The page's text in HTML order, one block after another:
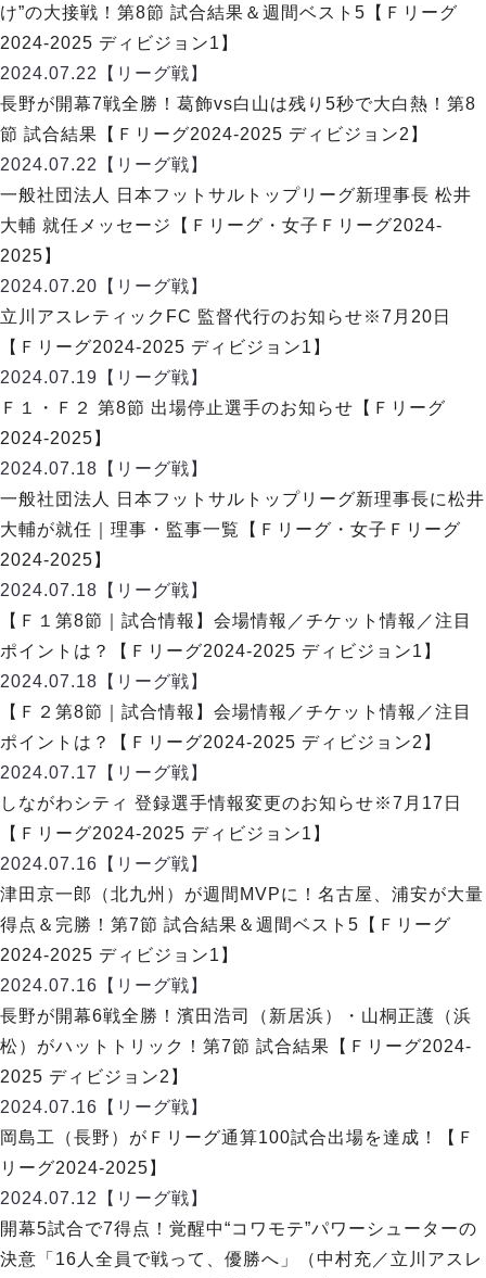
メットライフ生命Ｆリーグカップ 2026
試合日程・結果
大会概要
アリーナ情報
チケット情報
過去の記録
リガーレヴィア葛飾
Y．S．C．C．横浜
ヴィンセドール白山
アグレミーナ浜松
デウソン神戸
ポルセイド浜田
ミラクルスマイル新居浜
記念ゴール
ハットトリック
担当審判員
選手の通算記録（Ｆ１）
エスポラーダ北海道
バルドラール浦安
しながわシティ
立川アスレティックFC
ペスカドーラ町田
湘南ベルマーレ
ボアルース長野
名古屋オーシャンズ
シュライカー大阪
ボルクバレット北九州
バサジィ大分
選手の通算記録（Ｆ２）
ヴォスクオーレ仙台
マルバ水戸FC
リガーレヴィア葛飾
Y．S．C．C．横浜
ヴィンセドール白山
アグレミーナ浜松
デウソン神戸
ポルセイド浜田
ミラクルスマイル新居浜
DIVISION 02
FOLLOW US!
け”の大接戦！第8節 試合結果＆週間ベスト5【Ｆリーグ
2024-2025 ディビジョン1】
2024.07.22
【リーグ戦】
長野が開幕7戦全勝！葛飾vs白山は残り5秒で大白熱！第8
節 試合結果【Ｆリーグ2024-2025 ディビジョン2】
2024.07.22
【リーグ戦】
一般社団法人 日本フットサルトップリーグ新理事長 松井
大輔 就任メッセージ【Ｆリーグ・女子Ｆリーグ2024-
2025】
2024.07.20 【リーグ戦】
立川アスレティックFC 監督代行のお知らせ※7月20日
【Ｆリーグ2024-2025 ディビジョン1】
2024.07.19 【リーグ戦】
Ｆ１・Ｆ２ 第8節 出場停止選手のお知らせ【Ｆリーグ
2024-2025】
2024.07.18 【リーグ戦】
一般社団法人 日本フットサルトップリーグ新理事⻑に松井
大輔が就任｜理事・監事一覧【Ｆリーグ・女子Ｆリーグ
2024-2025】
2024.07.18 【リーグ戦】
【Ｆ１第8節｜試合情報】会場情報／チケット情報／注目
ポイントは？【Ｆリーグ2024-2025 ディビジョン1】
2024.07.18 【リーグ戦】
【Ｆ２第8節｜試合情報】会場情報／チケット情報／注目
ポイントは？【Ｆリーグ2024-2025 ディビジョン2】
2024.07.17
【リーグ戦】
しながわシティ 登録選手情報変更のお知らせ※7月17日
【Ｆリーグ2024-2025 ディビジョン1】
2024.07.16 【リーグ戦】
津田京一郎（北九州）が週間MVPに！名古屋、浦安が大量
得点＆完勝！第7節 試合結果＆週間ベスト5【Ｆリーグ
2024-2025 ディビジョン1】
2024.07.16 【リーグ戦】
長野が開幕6戦全勝！濱田浩司（新居浜）・山桐正護（浜
松）がハットトリック！第7節 試合結果【Ｆリーグ2024-
2025 ディビジョン2】
2024.07.16 【リーグ戦】
岡島工（長野）がＦリーグ通算100試合出場を達成！【Ｆ
リーグ2024-2025】
2024.07.12
【リーグ戦】
開幕5試合で7得点！覚醒中“コワモテ”パワーシューターの
決意「16人全員で戦って、優勝へ」（中村充／立川アスレ